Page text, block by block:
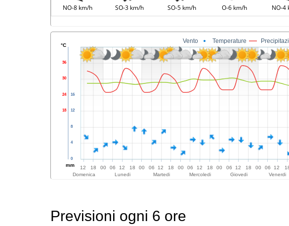
NO-8 km/h SO-3 km/h SO-5 km/h O-6 km/h NO-4
°C
mm
Temperature
Vento
12
Domenica
18 00 06
12
Lunedi
18 00 06
12
Martedi
18 00 06
12
Mercoledi
18 00 06
12
Giovedi
18 00 06
12
Venerdi
18
24
30
36
0
4
8
12
16
Previsioni ogni 6 ore